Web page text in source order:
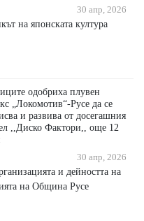
30 апр, 2026
на японската култура
одобриха плувен
„Локомотив“-Русе да се
и развива от досегашния
,,Диско Фактори,, още 12
30 апр, 2026
и дейността на
на Община Русе